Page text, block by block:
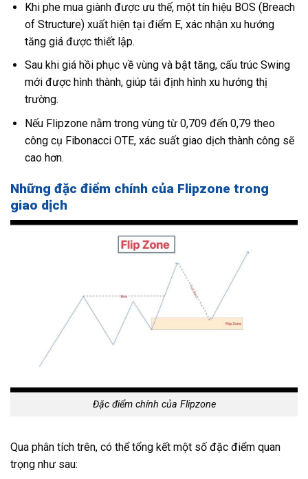
Khi phe mua giành được ưu thế, một tín hiệu BOS (Breach
of Structure) xuất hiện tại điểm E, xác nhận xu hướng
tăng giá được thiết lập.
Sau khi giá hồi phục về vùng và bật tăng, cấu trúc Swing
mới được hình thành, giúp tái định hình xu hướng thị
trường.
Nếu Flipzone nằm trong vùng từ 0,709 đến 0,79 theo
công cụ Fibonacci OTE, xác suất giao dịch thành công sẽ
cao hơn.
Những đặc điểm chính của Flipzone trong
giao dịch
Đặc điểm chính của Flipzone
Qua phân tích trên, có thể tổng kết một số đặc điểm quan
trọng như sau: